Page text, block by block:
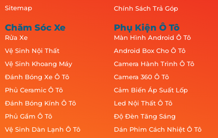
Sitemap
Chính Sách Trả Góp
Chăm Sóc Xe
Rửa Xe
Vệ Sinh Nội Thất
Vệ Sinh Khoang Máy
Đánh Bóng Xe Ô Tô
Phủ Ceramic Ô Tô
Đánh Bóng Kính Ô Tô
Phủ Gầm Ô Tô
Vệ Sinh Dàn Lạnh Ô Tô
Phụ Kiện Ô Tô
Màn Hình Android Ô Tô
Android Box Cho Ô Tô
Camera Hành Trình Ô Tô
Camera 360 Ô Tô
Cảm Biến Áp Suất Lốp
Led Nội Thất Ô Tô
Độ Đèn Tăng Sáng
Dán Phim Cách Nhiệt Ô Tô